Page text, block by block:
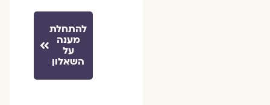
להתחלת
מענה
על
השאלון